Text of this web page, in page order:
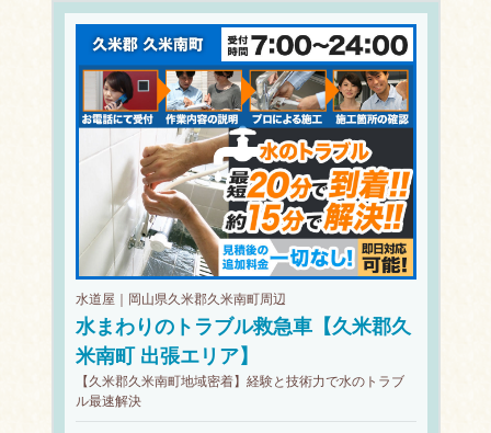
水道屋｜岡山県久米郡久米南町周辺
水まわりのトラブル救急車【久米郡久
米南町 出張エリア】
【久米郡久米南町地域密着】経験と技術力で水のトラブ
ル最速解決